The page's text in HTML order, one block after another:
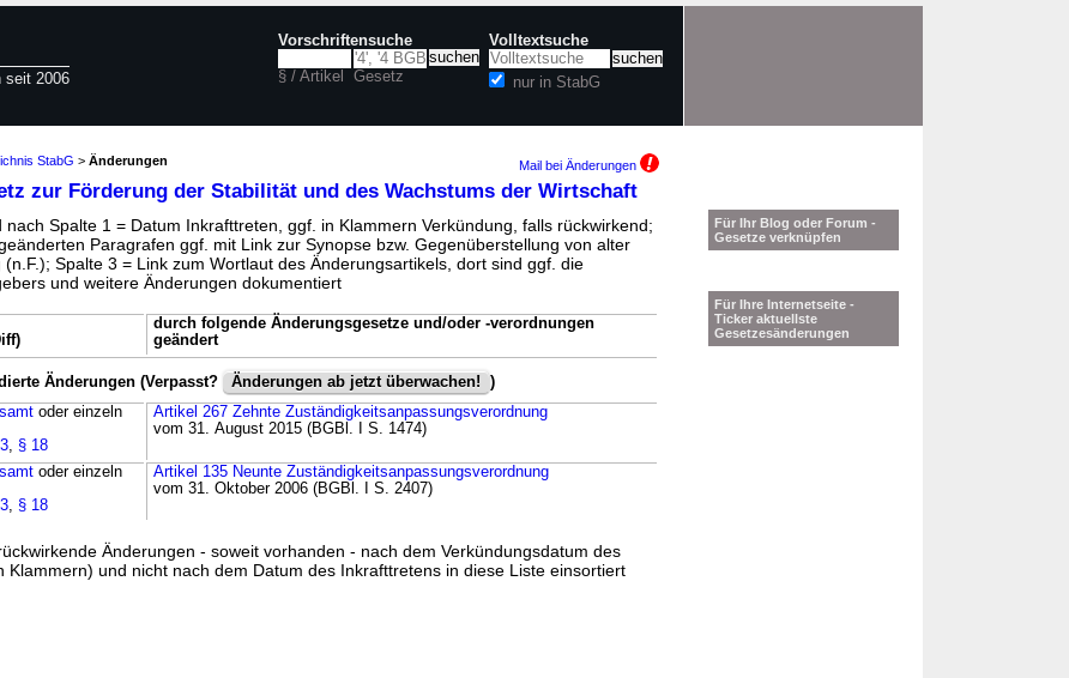
seit 2006
Vorschriftensuche
§ / Artikel Gesetz
Volltextsuche
nur in StabG
StabG > Änderungen Mail bei Änderungen
zur Förderung der Stabilität und des Wachstums der Wirtschaft
Spalte 1 = Datum Inkrafttreten, ggf. in Klammern Verkündung, falls rückwirkend;
Paragrafen ggf. mit Link zur Synopse bzw. Gegenüberstellung von alter
Spalte 3 = Link zum Wortlaut des Änderungsartikels, dort sind ggf. die
und weitere Änderungen dokumentiert
durch folgende Änderungsgesetze und/oder -verordnungen
geändert
Änderungen (Verpasst? Änderungen ab jetzt überwachen!
)
oder einzeln
, § 18
Artikel 267 Zehnte Zuständigkeitsanpassungsverordnung
vom 31. August 2015 (BGBl. I S. 1474)
oder einzeln
, § 18
Artikel 135 Neunte Zuständigkeitsanpassungsverordnung
vom 31. Oktober 2006 (BGBl. I S. 2407)
Änderungen - soweit vorhanden - nach dem Verkündungsdatum des
Klammern) und nicht nach dem Datum des Inkrafttretens in diese Liste einsortiert
Für Ihr Blog oder Forum -
Gesetze verknüpfen
Für Ihre Internetseite -
Ticker aktuellste
Gesetzesänderungen